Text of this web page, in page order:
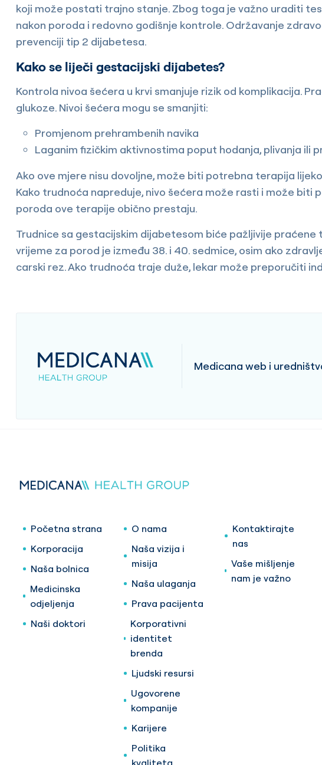
koji može postati trajno stanje. Zbog toga je važno uraditi
nakon poroda i redovno godišnje kontrole. Održavanje
prevenciji tip 2 dijabetesa.
Kako se liječi gestacijski dijabetes?
Kontrola nivoa šećera u krvi smanjuje rizik od komplikacija.
glukoze. Nivoi šećera mogu se smanjiti:
Promjenom prehrambenih navika
Laganim fizičkim aktivnostima poput hodanja, plivanja ili
Ako ove mjere nisu dovoljne, može biti potrebna terapija
Kako trudnoća napreduje, nivo šećera može rasti i može biti
poroda ove terapije obično prestaju.
Trudnice sa gestacijskim dijabetesom biće pažljivije
vrijeme za porod je između 38. i 40. sedmice, osim ako
carski rez. Ako trudnoća traje duže, lekar može preporučiti
Medicana web i
Početna strana
Korporacija
Naša bolnica
Medicinska
odjeljenja
Naši doktori
O nama
Naša vizija i
misija
Naša ulaganja
Prava pacijenta
Korporativni
identitet
brenda
Ljudski resursi
Ugovorene
kompanije
Karijere
Politika
kvaliteta
Kontaktirajte
nas
Vaše mišljenje
nam je važno